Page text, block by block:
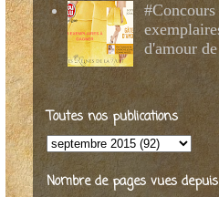
d'amour
Toutes nos publications
Nombre de pages vues depuis